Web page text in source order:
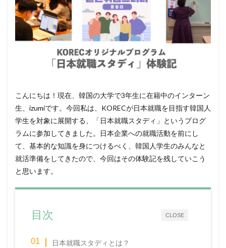
こんにちは！現在、韓国の大学で3年生に在籍中のインターン
生、izumiです。今回私は、KORECが日本就職を目指す韓国人
学生を対象に展開する、「日本就職スタディ」というプログ
ラムに参加してきました。日本企業への就職活動を前にし
て、基本的な知識を身につけるべく、韓国人学生のみんなと
就活準備をしてきたので、今回はその体験記を残していこう
と思います。
CLOSE
目次
日本就職スタディとは？